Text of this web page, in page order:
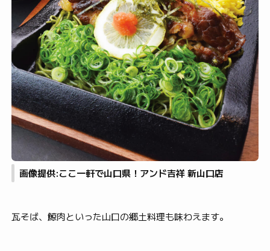
画像提供:ここ一軒で山口県！アンド吉祥 新山口店
瓦そば、鯨肉といった山口の郷土料理も味わえます。